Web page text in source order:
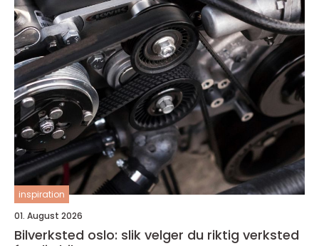
inspiration
01. August 2026
Bilverksted oslo: slik velger du riktig verksted